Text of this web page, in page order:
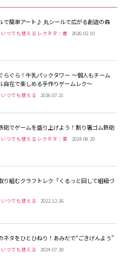
で簡単アート♪ 丸シールで広がる創造の森
つでも使える レクネタ：春 2026.02.10
らぐら！牛乳パックタワー 〜個人もチーム
自在で楽しめる手作りゲームレク〜
つでも使える 2026.07.21
砲でゲームを盛り上げよう！割り箸ゴム鉄砲
つでも使える レクネタ：夏 2024.08.20
り組むクラフトレク「くるっと回して組紐づ
つでも使える 2022.12.26
ネタをひとひねり！あみだで“ごきげんよう”
つでも使える 2024.07.30